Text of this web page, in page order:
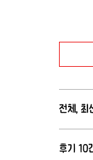
교환 및
전체, 최
후기 10